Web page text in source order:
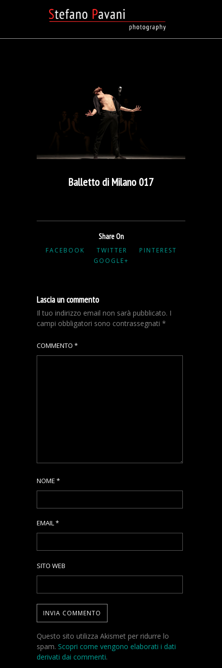
Balletto di Milano 017
Share On
FACEBOOK TWITTER
PINTEREST
GOOGLE+
Lascia un commento
Il tuo indirizzo email non sarà pubblicato. I
campi obbligatori sono contrassegnati *
COMMENTO *
NOME *
EMAIL*
SITO WEB
Questo sito utilizza Akismet per ridurre lo
spam. Scopri come vengono elaborati i dati
derivati dai commenti.